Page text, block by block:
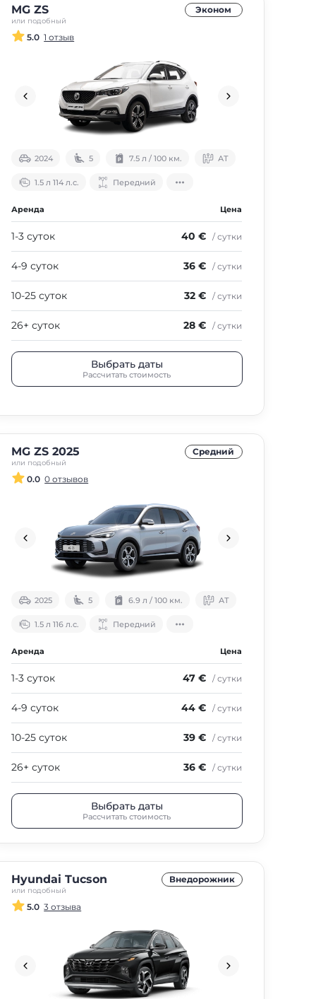
MG ZS
или подобный
Эконом
5.0 1 отзыв
2024 5 7.5 л / 100 км. АТ
1.5 л 114 л.с. Передний
Аренда Цена
1-3 суток 40 € / сутки
4-9 суток 36 € / сутки
10-25 суток 32 € / сутки
26+ суток 28 € / сутки
Выбрать даты
Рассчитать стоимость
MG ZS 2025
или подобный
Средний
0.0 0 отзывов
2025 5 6.9 л / 100 км. АТ
1.5 л 116 л.с. Передний
Аренда Цена
1-3 суток 47 € / сутки
4-9 суток 44 € / сутки
10-25 суток 39 € / сутки
26+ суток 36 € / сутки
Выбрать даты
Рассчитать стоимость
Hyundai Tucson
или подобный
Внедорожник
5.0 3 отзыва